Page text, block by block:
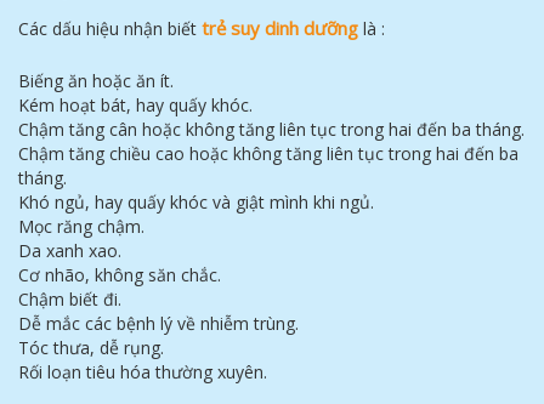
Các dấu hiệu nhận biết trẻ suy dinh dưỡng là :
Biếng ăn hoặc ăn ít.
Kém hoạt bát, hay quấy khóc.
Chậm tăng cân hoặc không tăng liên tục trong hai đến ba tháng.
Chậm tăng chiều cao hoặc không tăng liên tục trong hai đến ba
tháng.
Khó ngủ, hay quấy khóc và giật mình khi ngủ.
Mọc răng chậm.
Da xanh xao.
Cơ nhão, không săn chắc.
Chậm biết đi.
Dễ mắc các bệnh lý về nhiễm trùng.
Tóc thưa, dễ rụng.
Rối loạn tiêu hóa thường xuyên.